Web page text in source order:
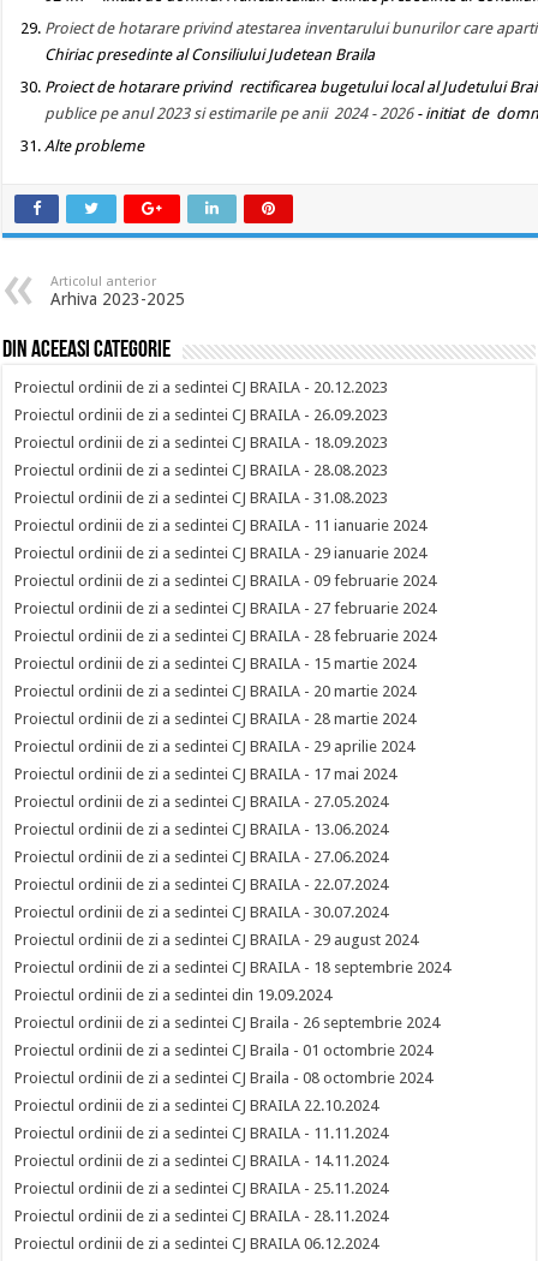
Proiect de hotarare privind atestarea inventarului bunurilor care
Chiriac presedinte al Consiliului Judetean Braila
Proiect de hotarare privind rectificarea bugetului local al Judetului
publice pe anul 2023 si estimarile pe anii 2024 - 2026- initiat de
Alte probleme
Articolul anterior
Arhiva 2023-2025
Din aceeasi categorie
Proiectul ordinii de zi a sedintei CJ BRAILA - 20.12.2023
Proiectul ordinii de zi a sedintei CJ BRAILA - 26.09.2023
Proiectul ordinii de zi a sedintei CJ BRAILA - 18.09.2023
Proiectul ordinii de zi a sedintei CJ BRAILA - 28.08.2023
Proiectul ordinii de zi a sedintei CJ BRAILA - 31.08.2023
Proiectul ordinii de zi a sedintei CJ BRAILA - 11 ianuarie 2024
Proiectul ordinii de zi a sedintei CJ BRAILA - 29 ianuarie 2024
Proiectul ordinii de zi a sedintei CJ BRAILA - 09 februarie 2024
Proiectul ordinii de zi a sedintei CJ BRAILA - 27 februarie 2024
Proiectul ordinii de zi a sedintei CJ BRAILA - 28 februarie 2024
Proiectul ordinii de zi a sedintei CJ BRAILA - 15 martie 2024
Proiectul ordinii de zi a sedintei CJ BRAILA - 20 martie 2024
Proiectul ordinii de zi a sedintei CJ BRAILA - 28 martie 2024
Proiectul ordinii de zi a sedintei CJ BRAILA - 29 aprilie 2024
Proiectul ordinii de zi a sedintei CJ BRAILA - 17 mai 2024
Proiectul ordinii de zi a sedintei CJ BRAILA - 27.05.2024
Proiectul ordinii de zi a sedintei CJ BRAILA - 13.06.2024
Proiectul ordinii de zi a sedintei CJ BRAILA - 27.06.2024
Proiectul ordinii de zi a sedintei CJ BRAILA - 22.07.2024
Proiectul ordinii de zi a sedintei CJ BRAILA - 30.07.2024
Proiectul ordinii de zi a sedintei CJ BRAILA - 29 august 2024
Proiectul ordinii de zi a sedintei CJ BRAILA - 18 septembrie 2024
Proiectul ordinii de zi a sedintei din 19.09.2024
Proiectul ordinii de zi a sedintei CJ Braila - 26 septembrie 2024
Proiectul ordinii de zi a sedintei CJ Braila - 01 octombrie 2024
Proiectul ordinii de zi a sedintei CJ Braila - 08 octombrie 2024
Proiectul ordinii de zi a sedintei CJ BRAILA 22.10.2024
Proiectul ordinii de zi a sedintei CJ BRAILA - 11.11.2024
Proiectul ordinii de zi a sedintei CJ BRAILA - 14.11.2024
Proiectul ordinii de zi a sedintei CJ BRAILA - 25.11.2024
Proiectul ordinii de zi a sedintei CJ BRAILA - 28.11.2024
Proiectul ordinii de zi a sedintei CJ BRAILA 06.12.2024